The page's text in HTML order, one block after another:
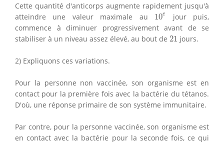
Cette quantité d'anticorps augmente rapidement jusqu'à
atteindre une valeur maximale au 10e
10e
jour puis,
commence à diminuer progressivement avant de se
stabiliser à un niveau assez élevé, au bout de 21
21 jours.
2) Expliquons ces variations.
Pour la personne non vaccinée, son organisme est en
contact pour la première fois avec la bactérie du tétanos.
D'où, une réponse primaire de son système immunitaire.
Par contre, pour la personne vaccinée, son organisme est
en contact avec la bactérie pour la seconde fois, ce qui